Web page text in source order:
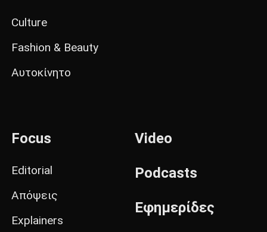
Culture
Fashion & Beauty
Αυτοκίνητο
Focus
Editorial
Απόψεις
Explainers
Video
Podcasts
Εφημερίδες